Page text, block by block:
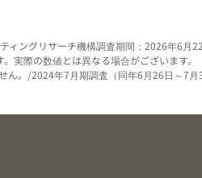
ィングリサーチ機構調査期間：2026年6月
実際の数値とは異なる場合がございます。
。/2024年7月期調査（同年6月26日～7